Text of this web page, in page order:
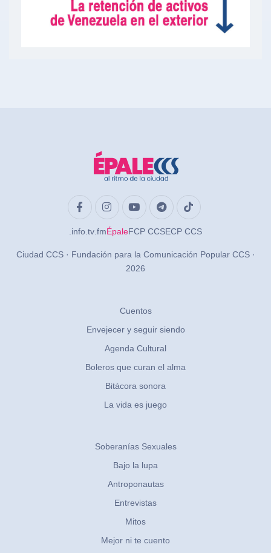
.info .tv .fmÉpaleFCP CCSECP CCS
Ciudad CCS · Fundación para la Comunicación Popular CCS ·
2026
Cuentos
Envejecer y seguir siendo
Agenda Cultural
Boleros que curan el alma
Bitácora sonora
La vida es juego
Soberanías Sexuales
Bajo la lupa
Antroponautas
Entrevistas
Mitos
Mejor ni te cuento